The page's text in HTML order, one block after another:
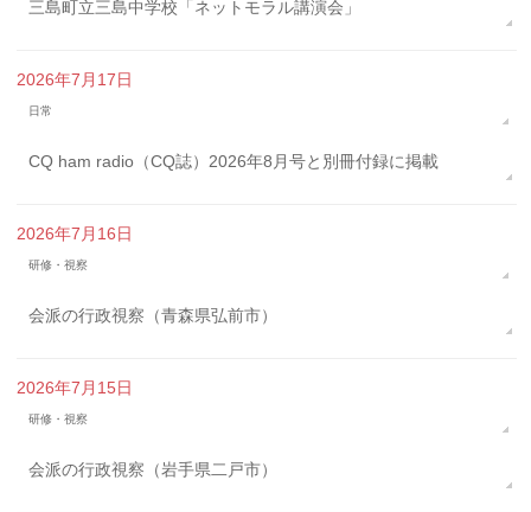
三島町立三島中学校「ネットモラル講演会」
2026年7月17日
日常
CQ ham radio（CQ誌）2026年8月号と別冊付録に掲載
2026年7月16日
研修・視察
会派の行政視察（青森県弘前市）
2026年7月15日
研修・視察
会派の行政視察（岩手県二戸市）